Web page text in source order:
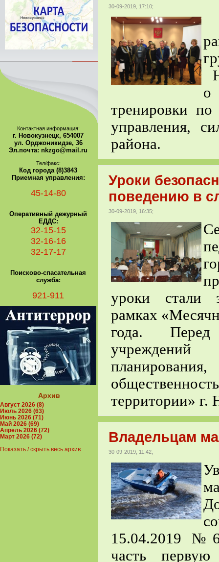
30-09-2019, 17:10;
о
тренировки
управления,
района.
Уроки
поведению в
30-09-2019, 16:35;
уроки стали
рамках
года. Перед
учреждений
территории» г.
Владельцам
30-09-2019, 11:42;
15.04.2019
часть
Контактная информация:
г. Новокузнецк, 654007
ул. Орджоникидзе, 36
Эл.почта: nkzgo@mail.ru
Тел/факс:
Код города (8)3843
Приемная управления:
45-14-80
Оперативный дежурный
ЕДДС:
32-15-15
32-16-16
32-17-17
Поисково-спасательная
служба:
921-911
Архив
Август 2026 (8)
Июль 2026 (63)
Июнь 2026 (71)
Май 2026 (69)
Апрель 2026 (72)
Март 2026 (72)
Показать / скрыть весь архив